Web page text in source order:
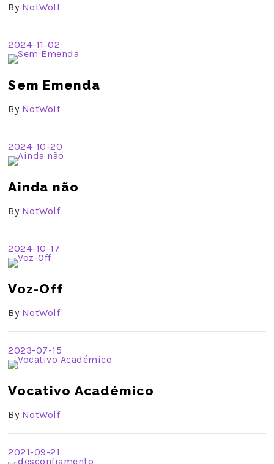
By NotWolf
2024-11-02
Sem Emenda
By NotWolf
2024-10-20
Ainda não
By NotWolf
2024-10-17
Voz-Off
By NotWolf
2023-07-15
Vocativo Académico
By NotWolf
2021-09-21